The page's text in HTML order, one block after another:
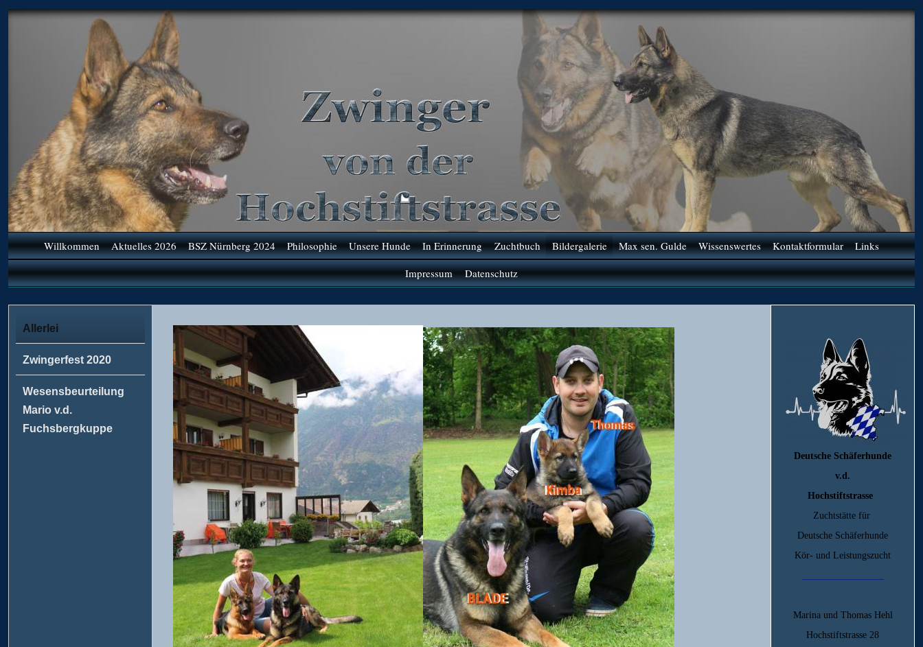
Willkommen Aktuelles 2026 BSZ Nürnberg 2024 Philosophie Unsere Hunde In Erinnerung Zuchtbuch Bildergalerie Max sen. Gulde Wissenswertes Kontaktformular
Links
Impressum
Datenschutz
Allerlei
Zwingerfest 2020
Wesensbeurteilung
Mario v.d.
Fuchsbergkuppe
Deutsche Schäferhunde
v.d.
Hochstiftstrasse
Zuchtstätte für
Deutsche Schäferhunde
Kör- und Leistungszucht
Marina und Thomas Hehl
Hochstiftstrasse 28